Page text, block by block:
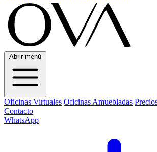
Abrir menú
Oficinas Virtuales Oficinas Amuebladas
Contacto
WhatsApp